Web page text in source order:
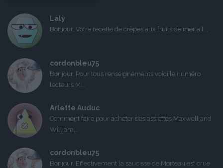
Laly
Bonjour, Votre recette de crêpes aux fruits de mer a l...
cordonbleu75
Bonjour, Pour tous renseignements voici le numéro
lecteurs M...
Arlette Auduc
Comment faire pour acheter des assiettes Maxwell and
William...
cordonbleu75
Bonjour, Effectivement la saucisse de Morteau est crue